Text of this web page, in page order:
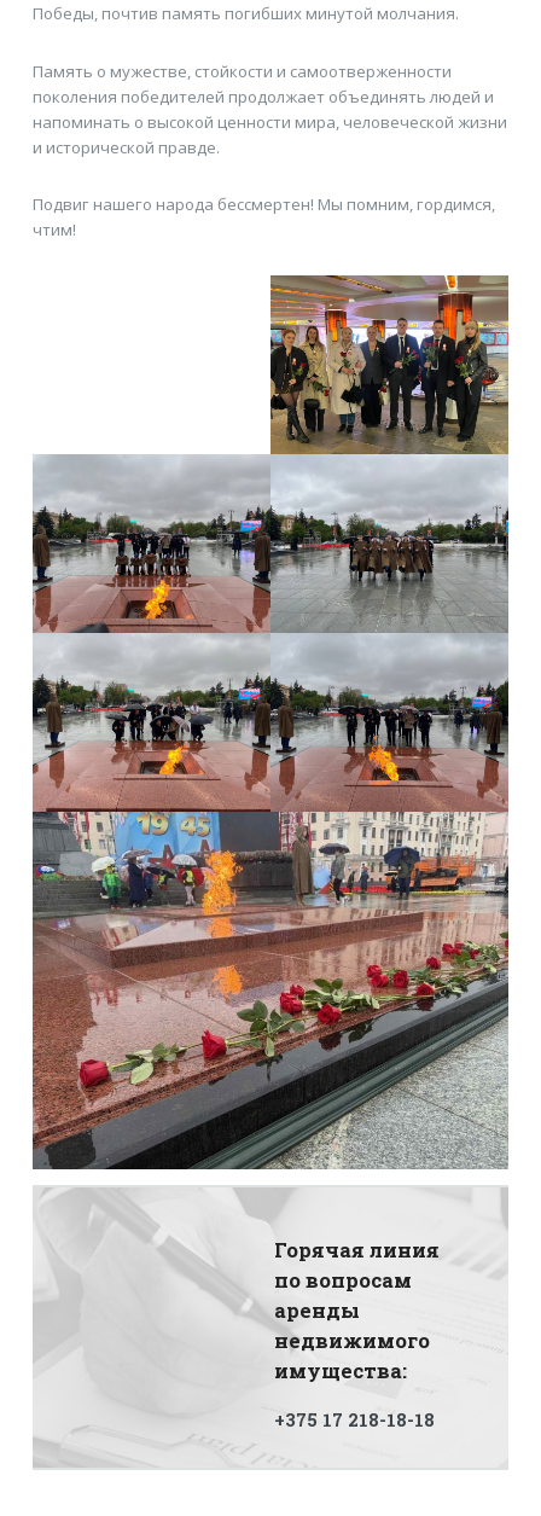
Победы, почтив память погибших минутой молчания.
Память о мужестве, стойкости и самоотверженности
поколения победителей продолжает объединять людей и
напоминать о высокой ценности мира, человеческой жизни
и исторической правде.
Подвиг нашего народа бессмертен! Мы помним, гордимся,
чтим!
Горячая линия
по вопросам
аренды
недвижимого
имущества:
+375 17 218-18-18